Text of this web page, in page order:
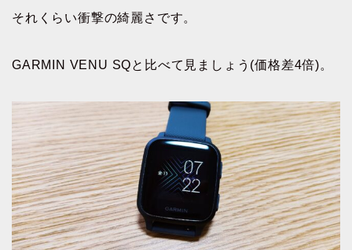
それくらい衝撃の綺麗さです。
GARMIN VENU SQと比べて見ましょう(価格差4倍)。